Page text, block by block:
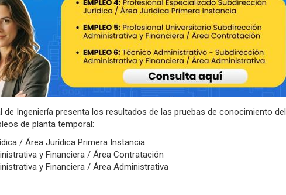
Ingeniería presenta los resultados de las pruebas de conocimiento del
de planta temporal:
/ Área Jurídica Primera Instancia
y Financiera / Área Contratación
y Financiera / Área Administrativa